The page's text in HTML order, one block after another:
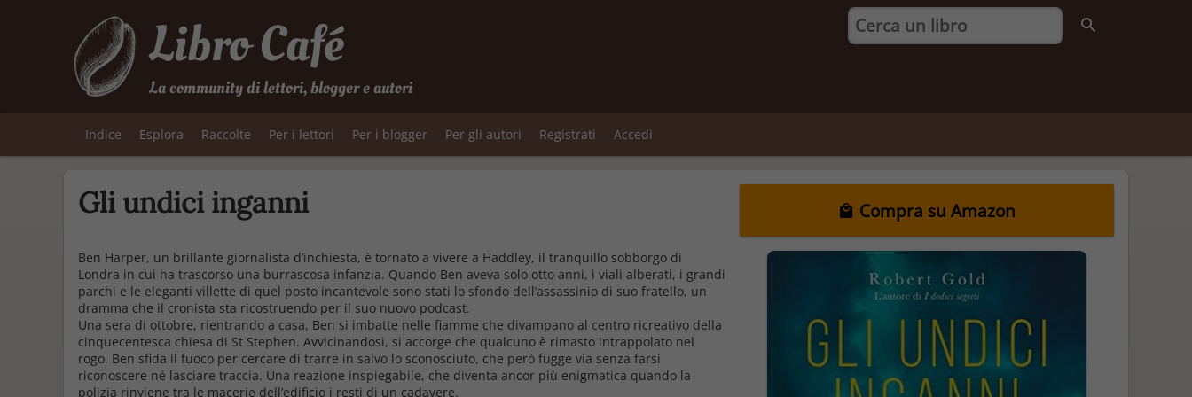
Libro Café
La community di lettori, blogger e autori
Indice Esplora Raccolte Per i lettori Per i blogger Per gli autori Registrati Accedi
Gli undici inganni Compra su Amazon
Ben Harper, un brillante giornalista d’inchiesta, è tornato a vivere a Had­dley, il tranquillo sobborgo di
Londra in cui ha trascorso una burrascosa infanzia. Quando Ben aveva solo otto anni, i viali alberati, i grandi
parchi e le eleganti villette di quel posto incantevole sono stati lo sfondo dell’assassinio di suo fratello, un
dramma che il cronista sta ricostruendo per il suo nuovo podcast.
Una sera di ottobre, rientrando a casa, Ben si imbatte nelle fiamme che divampano al centro ricreativo della
cinquecentesca chiesa di St Stephen. Avvicinandosi, si accorge che qualcuno è rimasto intrappolato nel
rogo. Ben sfida il fuoco per cercare di trarre in salvo lo sconosciuto, che però fugge via senza farsi
riconoscere né lasciare traccia. Una reazione inspiegabile, che diventa ancor più enigmatica quando la
polizia rinviene tra le macerie dell’edificio i resti di un cadavere.